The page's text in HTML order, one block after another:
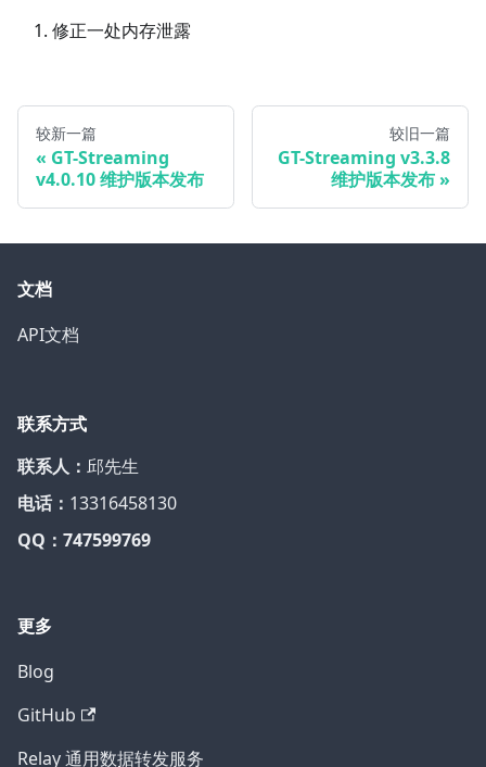
修正一处内存泄露
较新一篇
GT-Streaming
v4.0.10 维护版本发布
较旧一篇
GT-Streaming v3.3.8
维护版本发布
文档
API文档
联系方式
联系人： 邱先生
电话： 13316458130
QQ：747599769
更多
Blog
GitHub
Relay 通用数据转发服务